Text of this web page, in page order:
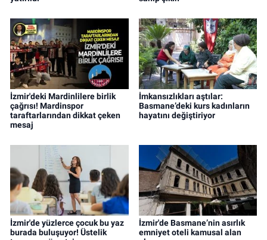
İzmir'deki Mardinlilere birlik
çağrısı! Mardinspor
taraftarlarından dikkat çeken
mesaj
İmkansızlıkları aştılar:
Basmane’deki kurs kadınların
hayatını değiştiriyor
İzmir'de yüzlerce çocuk bu yaz
burada buluşuyor! Üstelik
İzmir'de Basmane’nin asırlık
emniyet oteli kamusal alan